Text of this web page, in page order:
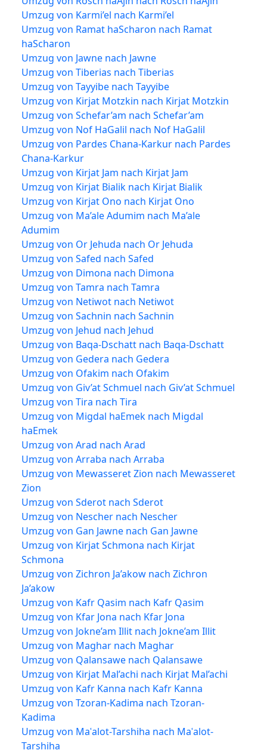
Umzug von Karmi’el nach Karmi’el
Umzug von Ramat haScharon nach Ramat
haScharon
Umzug von Jawne nach Jawne
Umzug von Tiberias nach Tiberias
Umzug von Tayyibe nach Tayyibe
Umzug von Kirjat Motzkin nach Kirjat Motzkin
Umzug von Schefar’am nach Schefar’am
Umzug von Nof HaGalil nach Nof HaGalil
Umzug von Pardes Chana-Karkur nach Pardes
Chana-Karkur
Umzug von Kirjat Jam nach Kirjat Jam
Umzug von Kirjat Bialik nach Kirjat Bialik
Umzug von Kirjat Ono nach Kirjat Ono
Umzug von Ma’ale Adumim nach Ma’ale
Adumim
Umzug von Or Jehuda nach Or Jehuda
Umzug von Safed nach Safed
Umzug von Dimona nach Dimona
Umzug von Tamra nach Tamra
Umzug von Netiwot nach Netiwot
Umzug von Sachnin nach Sachnin
Umzug von Jehud nach Jehud
Umzug von Baqa-Dschatt nach Baqa-Dschatt
Umzug von Gedera nach Gedera
Umzug von Ofakim nach Ofakim
Umzug von Giv’at Schmuel nach Giv’at Schmuel
Umzug von Tira nach Tira
Umzug von Migdal haEmek nach Migdal
haEmek
Umzug von Arad nach Arad
Umzug von Arraba nach Arraba
Umzug von Mewasseret Zion nach Mewasseret
Zion
Umzug von Sderot nach Sderot
Umzug von Nescher nach Nescher
Umzug von Gan Jawne nach Gan Jawne
Umzug von Kirjat Schmona nach Kirjat
Schmona
Umzug von Zichron Ja’akow nach Zichron
Ja’akow
Umzug von Kafr Qasim nach Kafr Qasim
Umzug von Kfar Jona nach Kfar Jona
Umzug von Jokne’am Illit nach Jokne’am Illit
Umzug von Maghar nach Maghar
Umzug von Qalansawe nach Qalansawe
Umzug von Kirjat Mal’achi nach Kirjat Mal’achi
Umzug von Kafr Kanna nach Kafr Kanna
Umzug von Tzoran-Kadima nach Tzoran-
Kadima
Umzug von Maʿalot-Tarshiha nach Maʿalot-
Tarshiha